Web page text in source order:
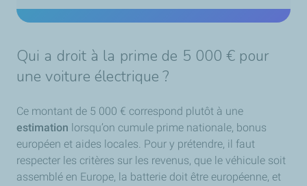
Qui a droit à la prime de 5 000 € pour
une voiture électrique ?
Ce montant de 5 000 € correspond plutôt à une
estimation lorsqu’on cumule prime nationale, bonus
européen et aides locales. Pour y prétendre, il faut
respecter les critères sur les revenus, que le véhicule soit
assemblé en Europe, la batterie doit être européenne, et